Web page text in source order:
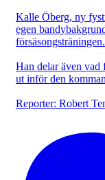
Kalle Öberg, ny
egen
försäsongsträningen.
Han delar även vad
ut inför den
Reporter: Robert